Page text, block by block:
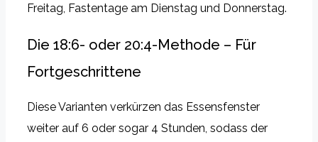
Freitag, Fastentage am Dienstag und Donnerstag.
Die 18:6- oder 20:4-Methode – Für
Fortgeschrittene
Diese Varianten verkürzen das Essensfenster
weiter auf 6 oder sogar 4 Stunden, sodass der